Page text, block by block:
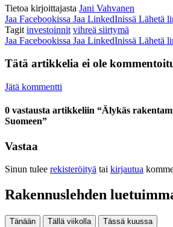
Tietoa kirjoittajasta Jani Vahvanen
Jaa Facebookissa Jaa LinkedInissä Lähetä
Tagit investoinnit vihreä siirtymä
Jaa Facebookissa Jaa LinkedInissä Lähetä
Tätä artikkelia ei ole
Jätä kommentti
0 vastausta artikkeliin “Älykäs
Suomeen”
Vastaa
Sinun tulee rekisteröityä tai kirjautua
Rakennuslehden
Tänään Tällä viikolla Tässä kuussa